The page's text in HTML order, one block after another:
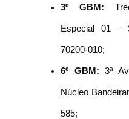
3º GBM:
Especial 01 –
70200-010;
6º GBM: 3ª
Núcleo
585;